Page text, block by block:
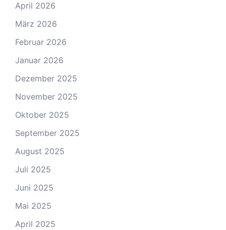
April 2026
März 2026
Februar 2026
Januar 2026
Dezember 2025
November 2025
Oktober 2025
September 2025
August 2025
Juli 2025
Juni 2025
Mai 2025
April 2025